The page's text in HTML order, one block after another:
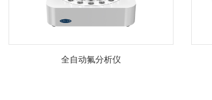
全自动氟分析仪